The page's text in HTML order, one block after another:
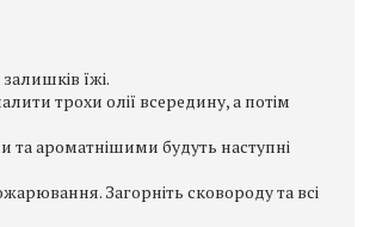
їжі.
трохи олії всередину, а потім
та ароматнішими будуть наступні
Загорніть сковороду та всі